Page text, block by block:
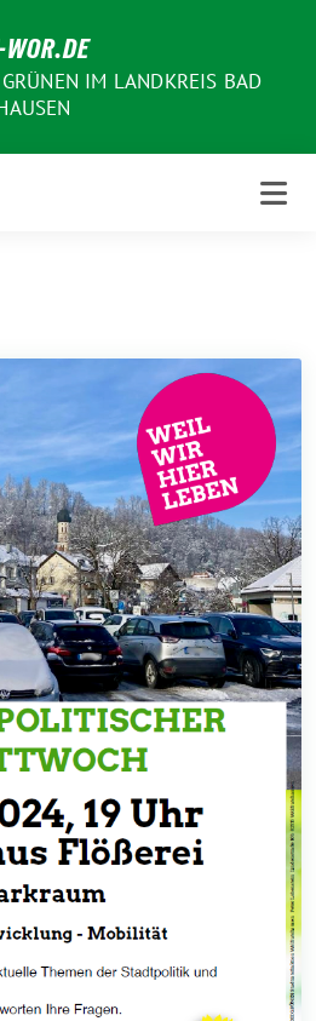
WOR.DE
IM LANDKREIS BAD